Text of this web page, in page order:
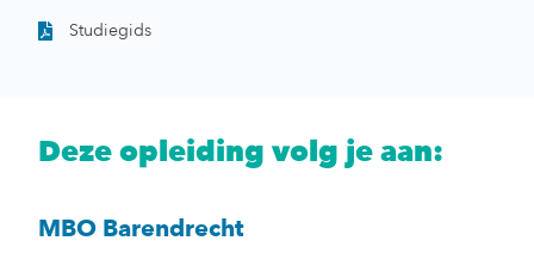
Studiegids
Deze opleiding volg je aan:
MBO Barendrecht